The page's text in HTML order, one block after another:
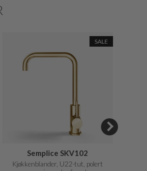
SALE
Semplice SKV102
Kjøkkenblander, U22-tut, polert